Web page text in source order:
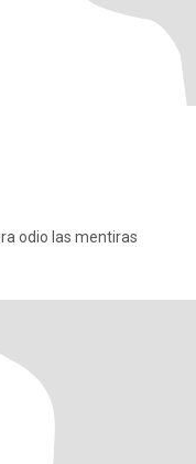
odio las mentiras